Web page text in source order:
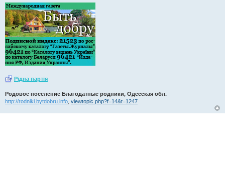
Рiдна партiя
Родовое поселение Благодатные родники, Одесская обл.
http://rodniki.bytdobru.info viewtopic.php?f=14&t=1247